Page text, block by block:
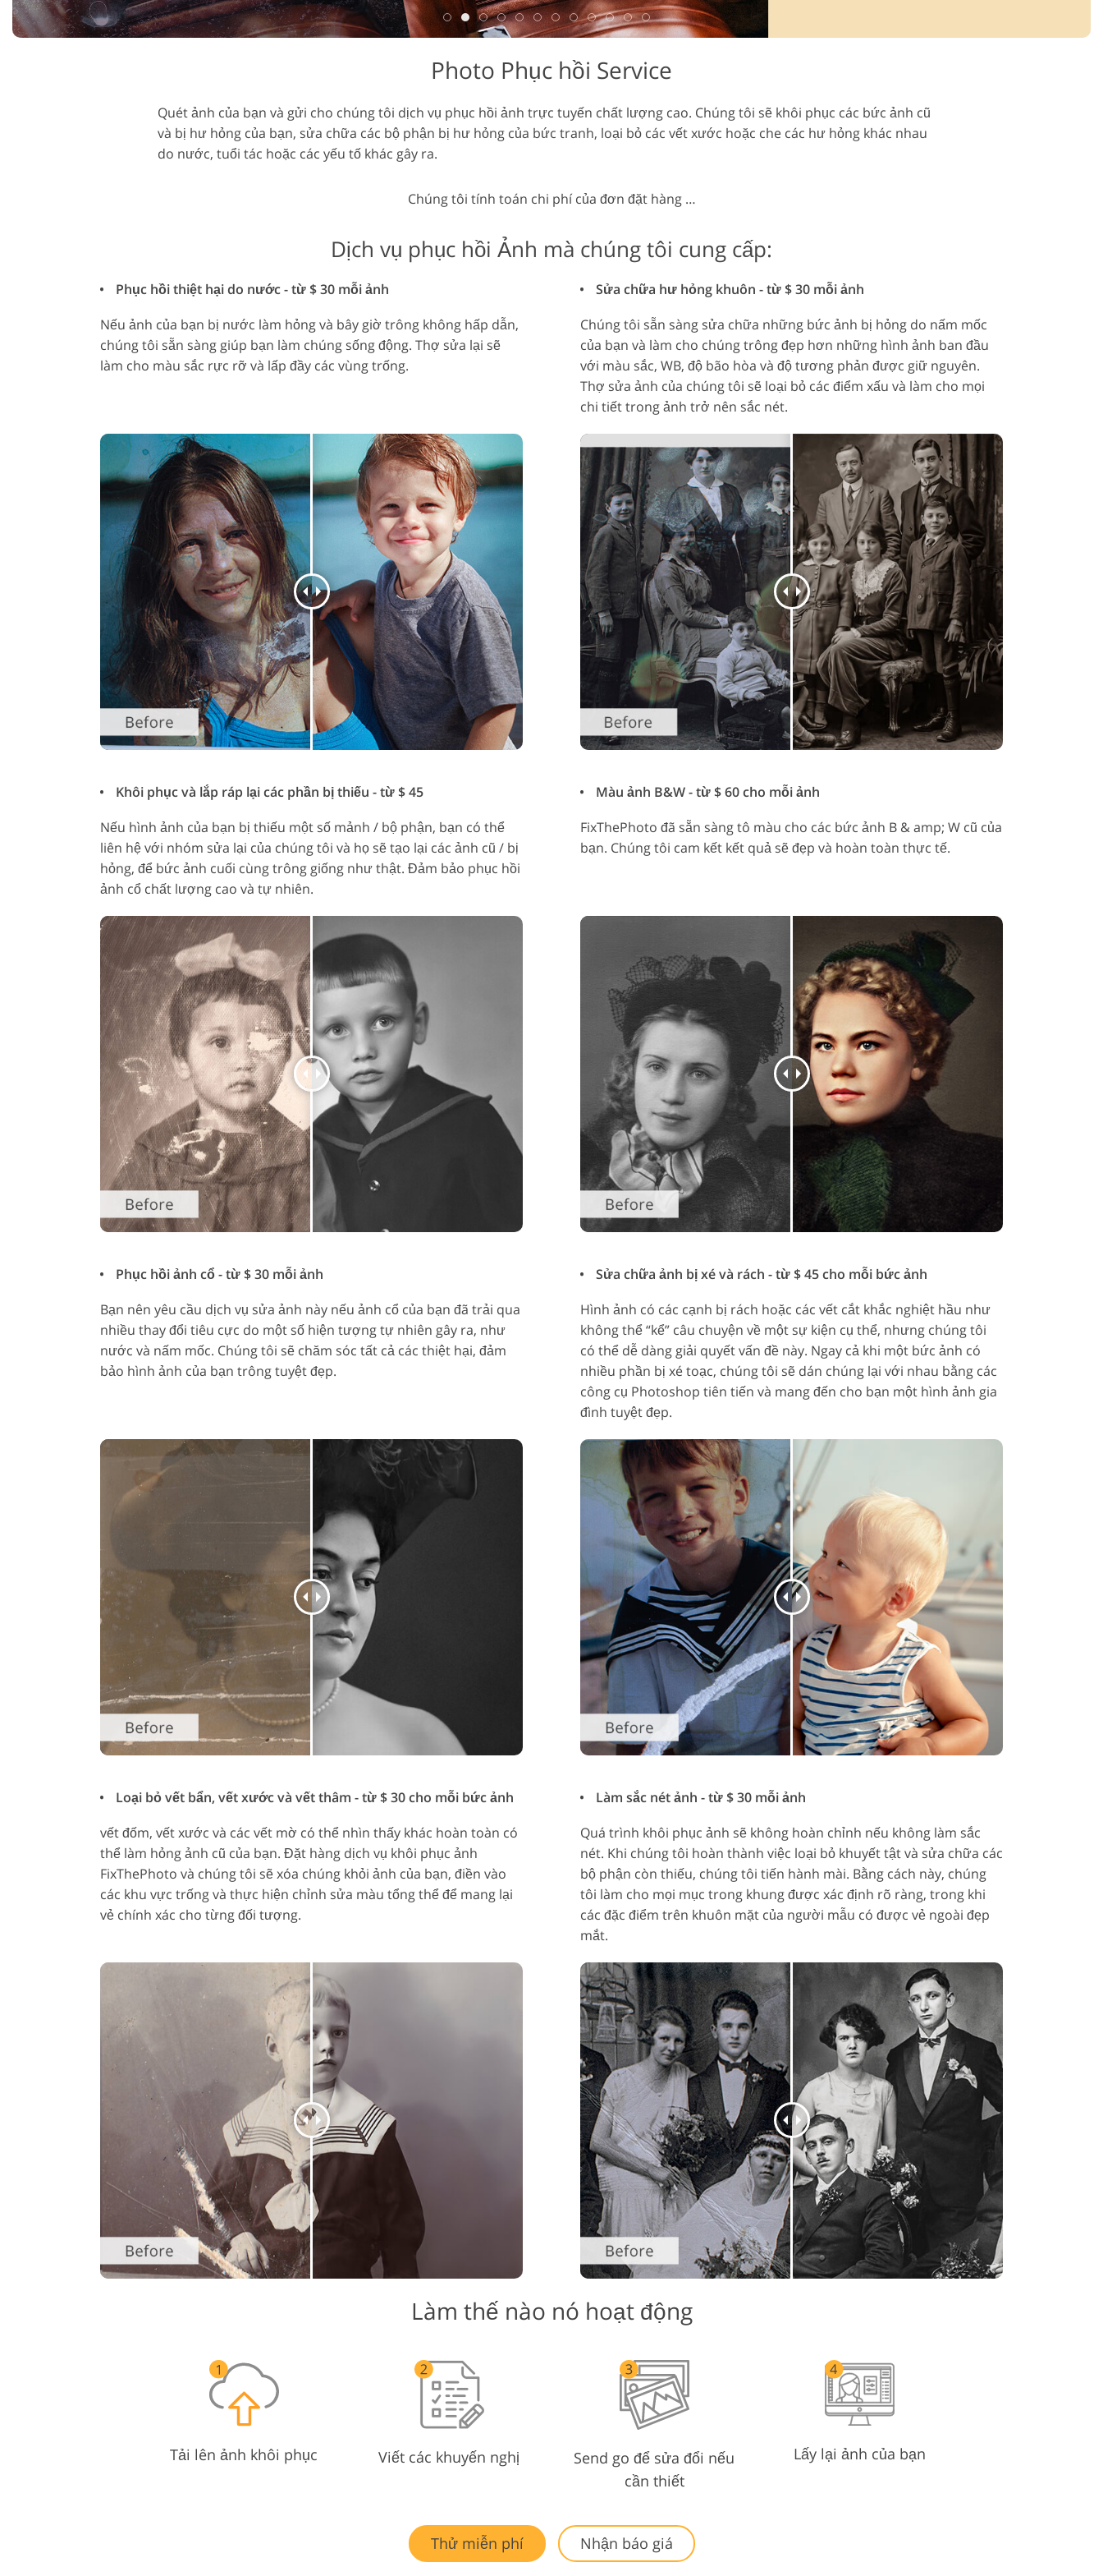
Dịch vụ chỉnh sửa sản
phẩm
Dịch vụ sửa lại đồ trang sức Dữ liệu Đào tạo AI Dịch vụ chỉnh sửa video
Photo Phục hồi Service
Quét ảnh của bạn và gửi cho chúng tôi dịch vụ phục hồi ảnh trực tuyến chất lượng cao. Chúng tôi sẽ khôi phục các bức ảnh cũ
và bị hư hỏng của bạn, sửa chữa các bộ phận bị hư hỏng của bức tranh, loại bỏ các vết xước hoặc che các hư hỏng khác nhau
do nước, tuổi tác hoặc các yếu tố khác gây ra.
Chúng tôi tính toán chi phí của đơn đặt hàng …
Dịch vụ phục hồi Ảnh mà chúng tôi cung cấp:
Phục hồi thiệt hại do nước - từ $ 30 mỗi ảnh
Nếu ảnh của bạn bị nước làm hỏng và bây giờ trông không hấp dẫn,
chúng tôi sẵn sàng giúp bạn làm chúng sống động. Thợ sửa lại sẽ
làm cho màu sắc rực rỡ và lấp đầy các vùng trống.
Sửa chữa hư hỏng khuôn - từ $ 30 mỗi ảnh
Chúng tôi sẵn sàng sửa chữa những bức ảnh bị hỏng do nấm mốc
của bạn và làm cho chúng trông đẹp hơn những hình ảnh ban đầu
với màu sắc, WB, độ bão hòa và độ tương phản được giữ nguyên.
Thợ sửa ảnh của chúng tôi sẽ loại bỏ các điểm xấu và làm cho mọi
chi tiết trong ảnh trở nên sắc nét.
Khôi phục và lắp ráp lại các phần bị thiếu - từ $ 45
Nếu hình ảnh của bạn bị thiếu một số mảnh / bộ phận, bạn có thể
liên hệ với nhóm sửa lại của chúng tôi và họ sẽ tạo lại các ảnh cũ / bị
hỏng, để bức ảnh cuối cùng trông giống như thật. Đảm bảo phục hồi
ảnh cổ chất lượng cao và tự nhiên.
Màu ảnh B&W - từ $ 60 cho mỗi ảnh
FixThePhoto đã sẵn sàng tô màu cho các bức ảnh B & amp; W cũ của
bạn. Chúng tôi cam kết kết quả sẽ đẹp và hoàn toàn thực tế.
Phục hồi ảnh cổ - từ $ 30 mỗi ảnh
Bạn nên yêu cầu dịch vụ sửa ảnh này nếu ảnh cổ của bạn đã trải qua
nhiều thay đổi tiêu cực do một số hiện tượng tự nhiên gây ra, như
nước và nấm mốc. Chúng tôi sẽ chăm sóc tất cả các thiệt hại, đảm
bảo hình ảnh của bạn trông tuyệt đẹp.
Sửa chữa ảnh bị xé và rách - từ $ 45 cho mỗi bức ảnh
Hình ảnh có các cạnh bị rách hoặc các vết cắt khắc nghiệt hầu như
không thể “kể” câu chuyện về một sự kiện cụ thể, nhưng chúng tôi
có thể dễ dàng giải quyết vấn đề này. Ngay cả khi một bức ảnh có
nhiều phần bị xé toạc, chúng tôi sẽ dán chúng lại với nhau bằng các
công cụ Photoshop tiên tiến và mang đến cho bạn một hình ảnh gia
đình tuyệt đẹp.
Loại bỏ vết bẩn, vết xước và vết thâm - từ $ 30 cho mỗi bức ảnh
vết đốm, vết xước và các vết mờ có thể nhìn thấy khác hoàn toàn có
thể làm hỏng ảnh cũ của bạn. Đặt hàng dịch vụ khôi phục ảnh
FixThePhoto và chúng tôi sẽ xóa chúng khỏi ảnh của bạn, điền vào
các khu vực trống và thực hiện chỉnh sửa màu tổng thể để mang lại
vẻ chính xác cho từng đối tượng.
Làm sắc nét ảnh - từ $ 30 mỗi ảnh
Quá trình khôi phục ảnh sẽ không hoàn chỉnh nếu không làm sắc
nét. Khi chúng tôi hoàn thành việc loại bỏ khuyết tật và sửa chữa các
bộ phận còn thiếu, chúng tôi tiến hành mài. Bằng cách này, chúng
tôi làm cho mọi mục trong khung được xác định rõ ràng, trong khi
các đặc điểm trên khuôn mặt của người mẫu có được vẻ ngoài đẹp
mắt.
Làm thế nào nó hoạt động
Tải lên ảnh khôi phục Viết các khuyến nghị
Send go để sửa đổi nếu
cần thiết
Lấy lại ảnh của bạn
Thử miễn phí Nhận báo giá